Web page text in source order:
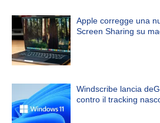
Apple corregge una
Screen Sharing su
Windscribe lancia
contro il tracking